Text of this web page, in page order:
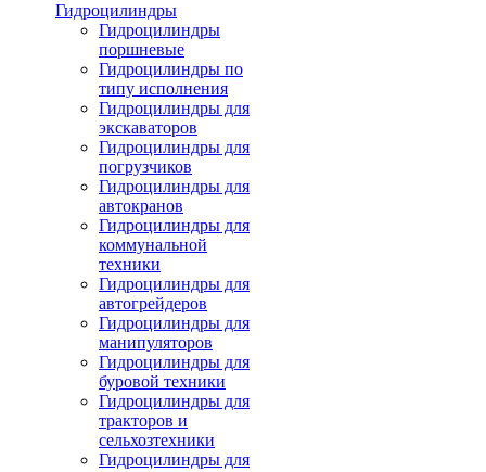
Гидроцилиндры
Гидроцилиндры
поршневые
Гидроцилиндры по
типу исполнения
Гидроцилиндры для
экскаваторов
Гидроцилиндры для
погрузчиков
Гидроцилиндры для
автокранов
Гидроцилиндры для
коммунальной
техники
Гидроцилиндры для
автогрейдеров
Гидроцилиндры для
манипуляторов
Гидроцилиндры для
буровой техники
Гидроцилиндры для
тракторов и
сельхозтехники
Гидроцилиндры для